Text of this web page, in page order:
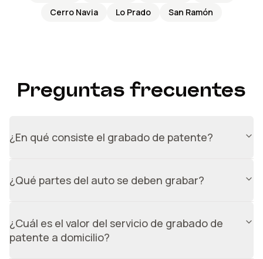
Cerro Navia
Lo Prado San Ramón
Preguntas frecuentes
¿En qué consiste el grabado de patente?
vehículo, utilizando una matriz a medida y equipamiento
¿Qué partes del auto se deben grabar?
parabrisas, luneta trasera y espejos retrovisores del
vehículo.
¿Cuál es el valor del servicio de grabado de
patente a domicilio?